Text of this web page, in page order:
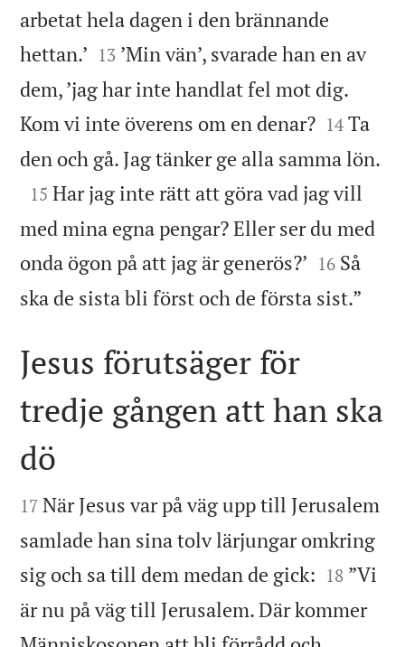
arbetat hela dagen i den brännande
hettan.’ 

13 ’Min vän’, svarade han en av
dem, ’jag har inte handlat fel mot dig.
Kom vi inte överens om en denar?
14 Ta
den och gå. Jag tänker ge alla samma lön.

15 Har jag inte rätt att göra vad jag vill
med mina egna pengar? Eller ser du med
onda ögon på att jag är generös?’ 

16 Så
ska de sista bli först och de första sist.”

Jesus förutsäger för
tredje gången att han ska
dö

17 När Jesus var på väg upp till Jerusalem
samlade han sina tolv lärjungar omkring
sig och sa till dem medan de gick: 

18 ”Vi
är nu på väg till Jerusalem. Där kommer